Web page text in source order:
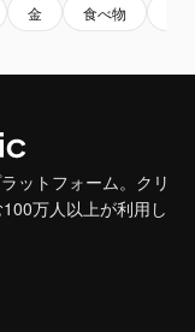
金 食べ物
ットフォーム。クリ
万人以上が利用し